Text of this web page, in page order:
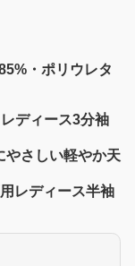
・ポリウレタ
ディース3分袖
やさしい軽やか天
レディース半袖